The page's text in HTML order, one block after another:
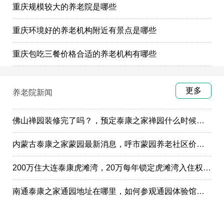
重庆规模较大的养老院是哪些
重庆环境好的养老机构附近有景点是哪些
重庆包吃三餐价格合适的养老机构有哪些
养老院新闻 更多
佛山禅园装修完了吗？，预定泰康之家禅园什么时候选房入住?
内蒙古泰康之家蒙园最新消息，呼市蒙园养老社区价格表
200万住大连泰康虎滩湾，20万每年锁定虎滩湾入住权政策
南通泰康之家通园地址在哪里，如何参观通园体验馆样板间